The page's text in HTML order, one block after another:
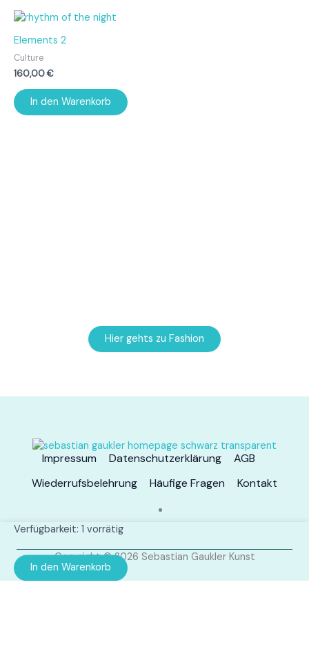
Elements 2
Culture
160,00€
In den Warenkorb
Hier gehts zu Fashion
Impressum Datenschutzerklärung
AGB
Wiederrufsbelehrung
Häufige Fragen Kontakt
Copyright © 2026 Sebastian Gaukler Kunst
Verfügbarkeit: 1 vorrätig
Schal
In den Warenkorb